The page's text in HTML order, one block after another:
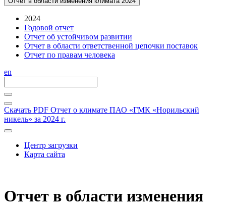
2024
Годовой отчет
Отчет об устойчивом развитии
Отчет в области ответственной цепочки поставок
Отчет по правам человека
en
Скачать PDF Отчет о климате ПАО «ГМК «Норильский
никель» за 2024 г.
Центр загрузки
Карта сайта
Отчет в области изменения